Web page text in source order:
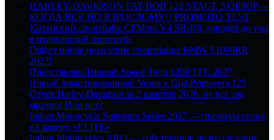
HARLEY-DAVIDSON FAT BOB 122 STAGE 3 ОБЗОР—
КОГДА ВСЕ ПО ВЗРОСЛОМУ! | PROMOTO TEST
Китайский спортбайк CFMoto V4 SR-RR доводят до ума
в итальянской аэротрубе
Грядет новое поколение спортбайка BMW S1000RR
2027!
Представлен Triumph Speed Twin 1200 TFC 2027
Новый лимитированный Vespa x Gigi Primavera 125
Отчёт Harley-Davidson за 2 квартал 2026: не всё так
мрачно! Или нет?
Indian Motorcycle Signature Series 2027 — премиум серия
на замену «ELITE»
Indian Motorcycles ARO — собственное подразделение